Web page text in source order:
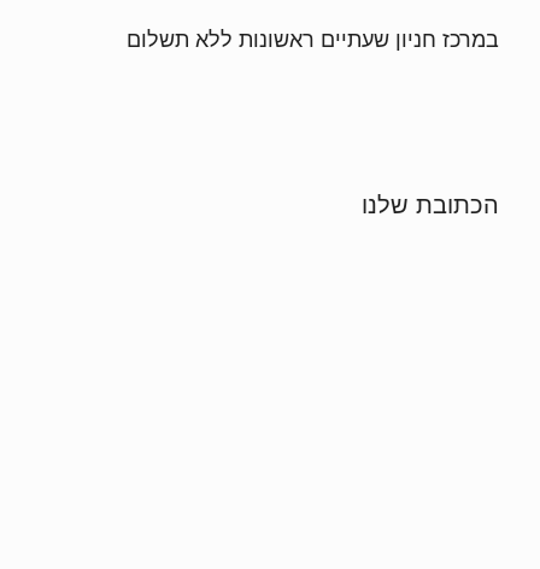
במרכז חניון שעתיים ראשונות ללא תשלום
הכתובת שלנו